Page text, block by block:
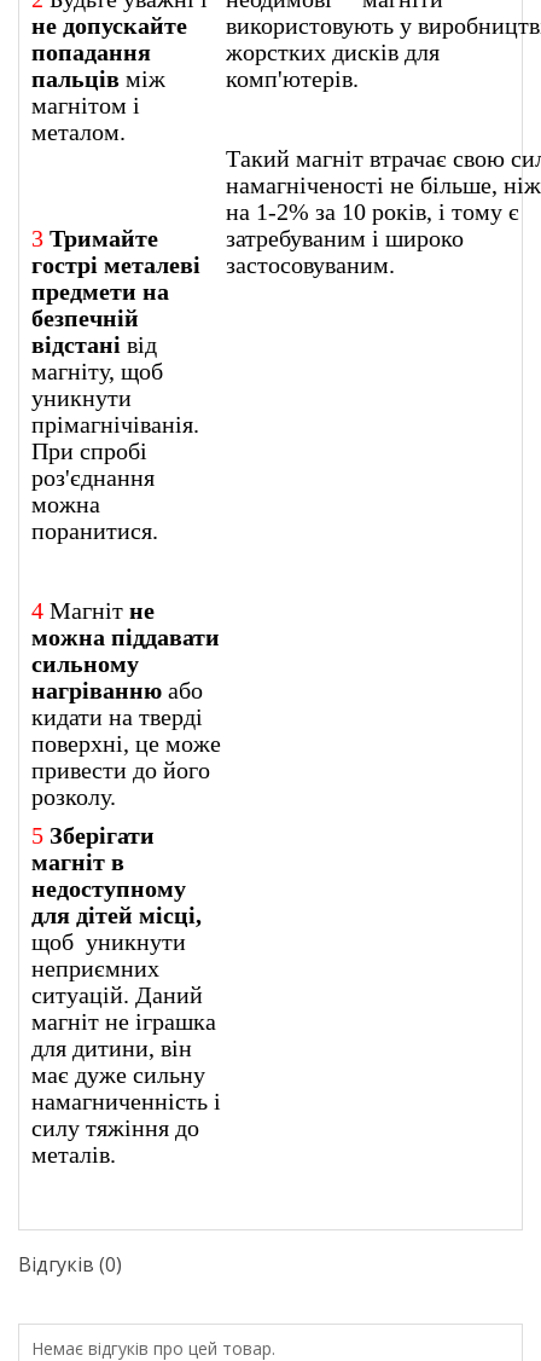
не допускайте
попадання
пальців між
магнітом і
металом.
3 Тримайте
гострі металеві
предмети на
безпечній
відстані від
магніту, щоб
уникнути
прімагнічіванія.
При спробі
роз'єднання
можна
поранитися.
4 Магніт не
можна піддавати
сильному
нагріванню або
кидати на тверді
поверхні, це може
привести до його
розколу.
5 Зберігати
магніт в
недоступному
для дітей місці,
щоб уникнути
неприємних
ситуацій. Даний
магніт не іграшка
для дитини, він
має дуже сильну
намагниченність і
силу тяжіння до
металів.
використовують у
жорстких дисків для
Такий магніт втрачає свою
намагніченості не більше, ніж
на 1-2% за 10 років, і тому є
затребуваним і широко
застосовуваним.
Відгуків (0)
Немає відгуків про цей товар.